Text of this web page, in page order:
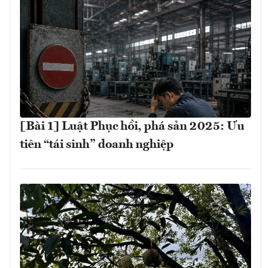
[Bài 1] Luật Phục hồi, phá sản 2025: Ưu
tiên “tái sinh” doanh nghiệp